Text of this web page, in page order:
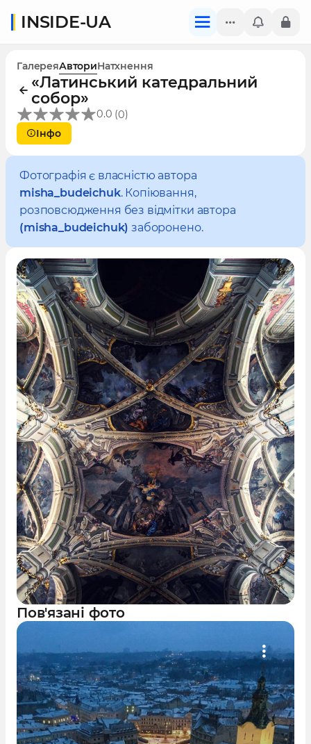
INSIDE-UA
ГалереяАвториНатхнення
«Латинський катедральний
собор»
0.0 (0)
Інфо
Фотографія є власністю автора
misha_budeichuk. Копіювання,
розповсюдження без відмітки автора
(misha_budeichuk) заборонено.
Пов'язані фото